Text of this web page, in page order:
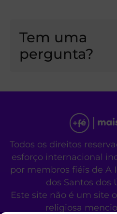
Tem uma
pergunta?
Todos os direitos
esforço internacional
por membros fiéis de A
dos Santos dos
Este site não é um site
religiosa